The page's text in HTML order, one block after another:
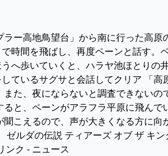
ラー高地鳥望台」から南に行った高
時間を飛ばし、再度ペーンと話す
へ歩いていくと、ハラヤ池ほとりの
ているサグサと会話してクリア 「
た、夜にならないと調査できない
と、ペーンがアラフラ平原に飛ん
こえるので、声が大きくなる方に
ゼルダの伝説 ティアーズ オブ ザ キ
ンク - ニュース